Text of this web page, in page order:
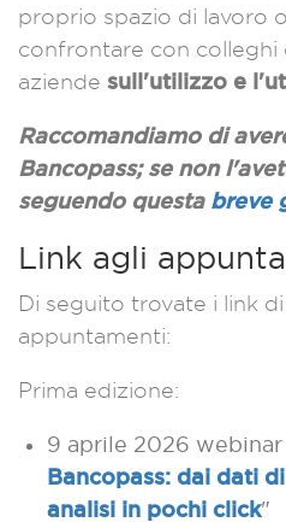
proprio spazio di lavoro
confrontare con colleghi
aziende sull'utilizzo e
Raccomandiamo di
Bancopass; se non
seguendo questa breve
Link agli
Di seguito trovate i link
appuntamenti:
Prima edizione:
9 aprile 2026 webinar
Bancopass: dai dati
analisi in pochi click"